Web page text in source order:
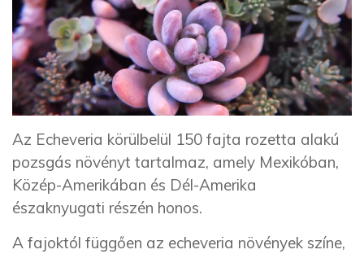
Az Echeveria körülbelül 150 fajta rozetta alakú
pozsgás növényt tartalmaz, amely Mexikóban,
Közép-Amerikában és Dél-Amerika
északnyugati részén honos.
A fajoktól függően az echeveria növények színe,